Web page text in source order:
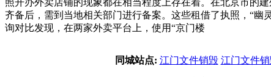
照开办外卖店铺的现象都在相当程度上存在着。在北京市的
齐备后，需到当地相关部门进行备案。这些租借了执照，“
询对比发现，在两家外卖平台上，使用“京门楼
同城站点: 江门文件销毁 江门文件